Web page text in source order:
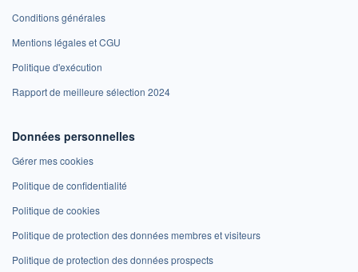
Conditions générales
Mentions légales et CGU
Politique d'exécution
Rapport de meilleure sélection 2024
Données personnelles
Gérer mes cookies
Politique de confidentialité
Politique de cookies
Politique de protection des données membres et visiteurs
Politique de protection des données prospects